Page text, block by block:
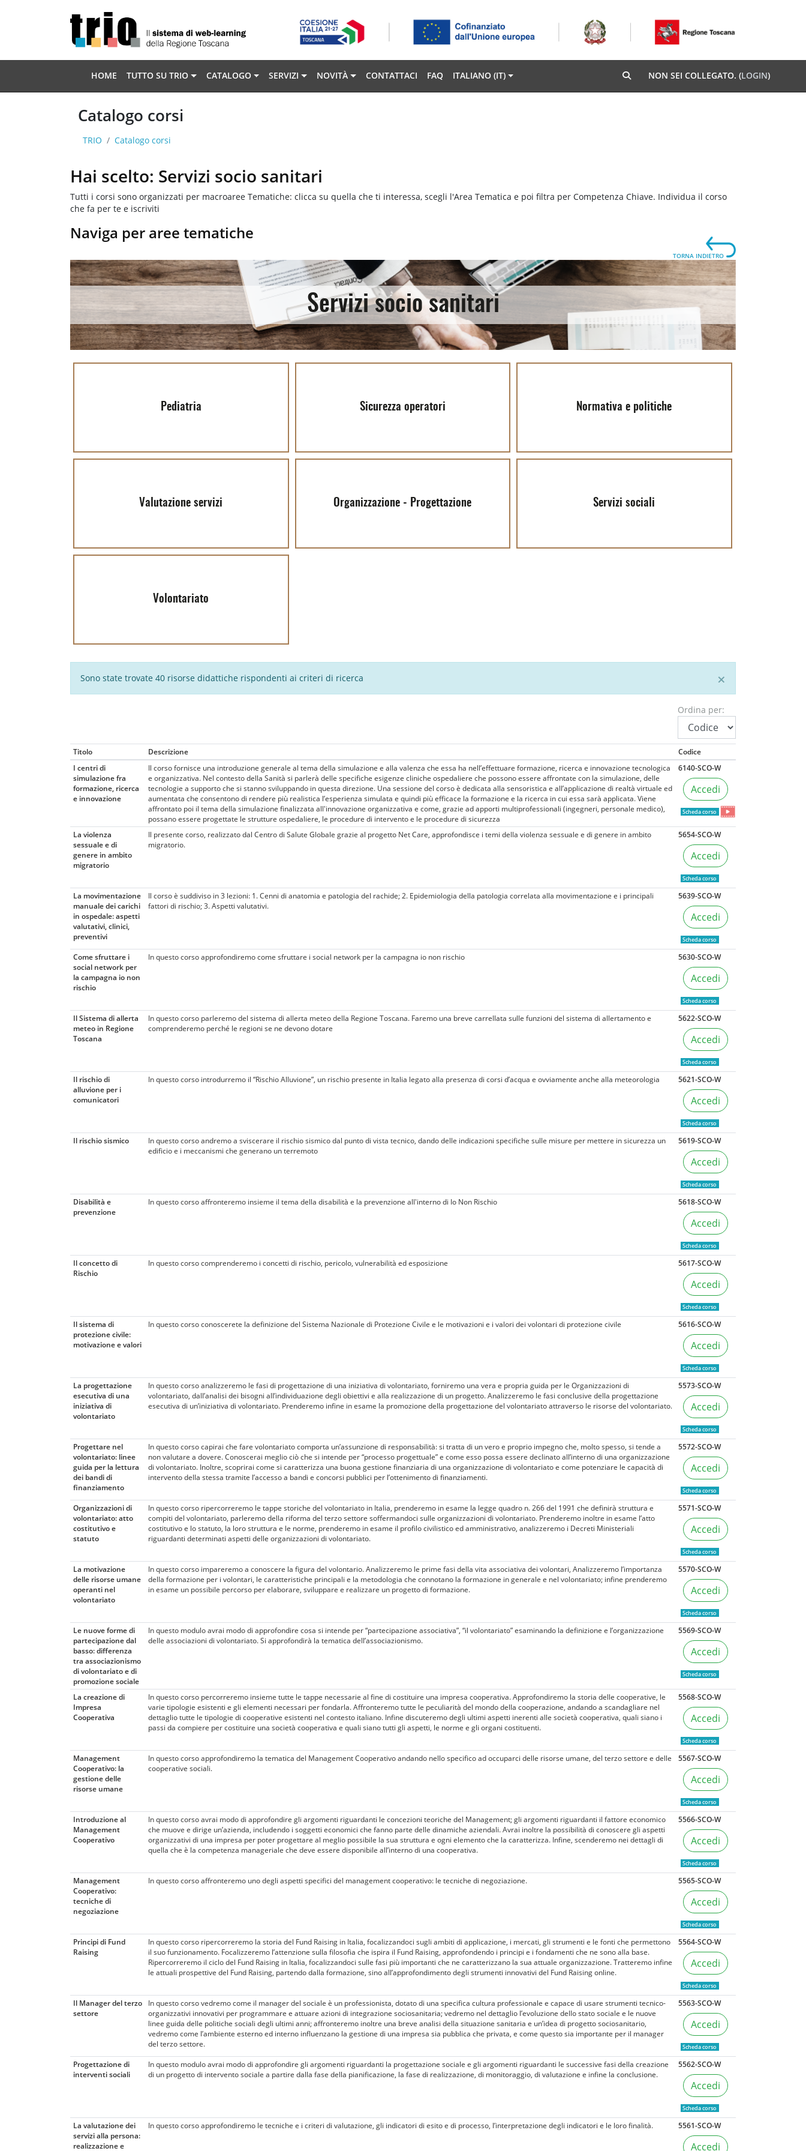
HOME TUTTO SU TRIO CATALOGO SERVIZI NOVITÀ CONTATTACI FAQ ITALIANO ‎(IT)‎ ATTIVA/DISATTIVA INPUT DI RICERCA
NON SEI COLLEGATO. (LOGIN)
Catalogo corsi
TRIO Catalogo corsi
Hai scelto: Servizi socio sanitari
Tutti i corsi sono organizzati per macroaree Tematiche: clicca su quella che ti interessa, scegli l'Area Tematica e poi filtra per Competenza Chiave. Individua il corso
che fa per te e iscriviti
Naviga per aree tematiche
TORNA INDIETRO
Servizi socio sanitari
Pediatria Sicurezza operatori Normativa e politiche
Valutazione servizi Organizzazione - Progettazione Servizi sociali
Volontariato
Sono state trovate 40 risorse didattiche rispondenti ai criteri di ricerca ×
Ordina per:
Titolo Descrizione
Codice
I centri di
simulazione fra
formazione, ricerca
e innovazione
Il corso fornisce una introduzione generale al tema della simulazione e alla valenza che essa ha nell’effettuare formazione, ricerca e innovazione tecnologica
e organizzativa. Nel contesto della Sanità si parlerà delle specifiche esigenze cliniche ospedaliere che possono essere affrontate con la simulazione, delle
tecnologie a supporto che si stanno sviluppando in questa direzione. Una sessione del corso è dedicata alla sensoristica e all’applicazione di realtà virtuale ed
aumentata che consentono di rendere più realistica l’esperienza simulata e quindi più efficace la formazione e la ricerca in cui essa sarà applicata. Viene
affrontato poi il tema della simulazione finalizzata all'innovazione organizzativa e come, grazie ad apporti multiprofessionali (ingegneri, personale medico),
possano essere progettate le strutture ospedaliere, le procedure di intervento e le procedure di sicurezza
6140-SCO-W
Accedi
Scheda corso
La violenza
sessuale e di
genere in ambito
migratorio
Il presente corso, realizzato dal Centro di Salute Globale grazie al progetto Net Care, approfondisce i temi della violenza sessuale e di genere in ambito
migratorio.
5654-SCO-W
Accedi
Scheda corso
La movimentazione
manuale dei carichi
in ospedale: aspetti
valutativi, clinici,
preventivi
Il corso è suddiviso in 3 lezioni: 1. Cenni di anatomia e patologia del rachide; 2. Epidemiologia della patologia correlata alla movimentazione e i principali
fattori di rischio; 3. Aspetti valutativi.
5639-SCO-W
Accedi
Scheda corso
Come sfruttare i
social network per
la campagna io non
rischio
In questo corso approfondiremo come sfruttare i social network per la campagna io non rischio 5630-SCO-W
Accedi
Scheda corso
Il Sistema di allerta
meteo in Regione
Toscana
In questo corso parleremo del sistema di allerta meteo della Regione Toscana. Faremo una breve carrellata sulle funzioni del sistema di allertamento e
comprenderemo perché le regioni se ne devono dotare
5622-SCO-W
Accedi
Scheda corso
Il rischio di
alluvione per i
comunicatori
In questo corso introdurremo il “Rischio Alluvione”, un rischio presente in Italia legato alla presenza di corsi d’acqua e ovviamente anche alla meteorologia 5621-SCO-W
Accedi
Scheda corso
Il rischio sismico
In questo corso andremo a sviscerare il rischio sismico dal punto di vista tecnico, dando delle indicazioni specifiche sulle misure per mettere in sicurezza un
edificio e i meccanismi che generano un terremoto
5619-SCO-W
Accedi
Scheda corso
Disabilità e
prevenzione
In questo corso affronteremo insieme il tema della disabilità e la prevenzione all'interno di Io Non Rischio 5618-SCO-W
Accedi
Scheda corso
Il concetto di
Rischio
In questo corso comprenderemo i concetti di rischio, pericolo, vulnerabilità ed esposizione 5617-SCO-W
Accedi
Scheda corso
Il sistema di
protezione civile:
motivazione e valori
In questo corso conoscerete la definizione del Sistema Nazionale di Protezione Civile e le motivazioni e i valori dei volontari di protezione civile 5616-SCO-W
Accedi
Scheda corso
La progettazione
esecutiva di una
iniziativa di
volontariato
In questo corso analizzeremo le fasi di progettazione di una iniziativa di volontariato, forniremo una vera e propria guida per le Organizzazioni di
volontariato, dall’analisi dei bisogni all’individuazione degli obiettivi e alla realizzazione di un progetto. Analizzeremo le fasi conclusive della progettazione
esecutiva di un’iniziativa di volontariato. Prenderemo infine in esame la promozione della progettazione del volontariato attraverso le risorse del volontariato.
5573-SCO-W
Accedi
Scheda corso
Progettare nel
volontariato: linee
guida per la lettura
dei bandi di
finanziamento
In questo corso capirai che fare volontariato comporta un’assunzione di responsabilità: si tratta di un vero e proprio impegno che, molto spesso, si tende a
non valutare a dovere. Conoscerai meglio ciò che si intende per “processo progettuale” e come esso possa essere declinato all’interno di una organizzazione
di volontariato. Inoltre, scoprirai come si caratterizza una buona gestione finanziaria di una organizzazione di volontariato e come potenziare le capacità di
intervento della stessa tramite l’accesso a bandi e concorsi pubblici per l’ottenimento di finanziamenti.
5572-SCO-W
Accedi
Scheda corso
Organizzazioni di
volontariato: atto
costitutivo e
statuto
In questo corso ripercorreremo le tappe storiche del volontariato in Italia, prenderemo in esame la legge quadro n. 266 del 1991 che definirà struttura e
compiti del volontariato, parleremo della riforma del terzo settore soffermandoci sulle organizzazioni di volontariato. Prenderemo inoltre in esame l’atto
costitutivo e lo statuto, la loro struttura e le norme, prenderemo in esame il profilo civilistico ed amministrativo, analizzeremo i Decreti Ministeriali
riguardanti determinati aspetti delle organizzazioni di volontariato.
5571-SCO-W
Accedi
Scheda corso
La motivazione
delle risorse umane
operanti nel
volontariato
In questo corso impareremo a conoscere la figura del volontario. Analizzeremo le prime fasi della vita associativa dei volontari, Analizzeremo l’importanza
della formazione per i volontari, le caratteristiche principali e la metodologia che connotano la formazione in generale e nel volontariato; infine prenderemo
in esame un possibile percorso per elaborare, sviluppare e realizzare un progetto di formazione.
5570-SCO-W
Accedi
Scheda corso
Le nuove forme di
partecipazione dal
basso: differenza
tra associazionismo
di volontariato e di
promozione sociale
In questo modulo avrai modo di approfondire cosa si intende per “partecipazione associativa”, “il volontariato” esaminando la definizione e l’organizzazione
delle associazioni di volontariato. Si approfondirà la tematica dell’associazionismo.
5569-SCO-W
Accedi
Scheda corso
La creazione di
Impresa
Cooperativa
In questo corso percorreremo insieme tutte le tappe necessarie al fine di costituire una impresa cooperativa. Approfondiremo la storia delle cooperative, le
varie tipologie esistenti e gli elementi necessari per fondarla. Affronteremo tutte le peculiarità del mondo della cooperazione, andando a scandagliare nel
dettaglio tutte le tipologie di cooperative esistenti nel contesto italiano. Infine discuteremo degli ultimi aspetti inerenti alle società cooperativa, quali siano i
passi da compiere per costituire una società cooperativa e quali siano tutti gli aspetti, le norme e gli organi costituenti.
5568-SCO-W
Accedi
Scheda corso
Management
Cooperativo: la
gestione delle
risorse umane
In questo corso approfondiremo la tematica del Management Cooperativo andando nello specifico ad occuparci delle risorse umane, del terzo settore e delle
cooperative sociali.
5567-SCO-W
Accedi
Scheda corso
Introduzione al
Management
Cooperativo
In questo corso avrai modo di approfondire gli argomenti riguardanti le concezioni teoriche del Management; gli argomenti riguardanti il fattore economico
che muove e dirige un’azienda, includendo i soggetti economici che fanno parte delle dinamiche aziendali. Avrai inoltre la possibilità di conoscere gli aspetti
organizzativi di una impresa per poter progettare al meglio possibile la sua struttura e ogni elemento che la caratterizza. Infine, scenderemo nei dettagli di
quella che è la competenza manageriale che deve essere disponibile all’interno di una cooperativa.
5566-SCO-W
Accedi
Scheda corso
Management
Cooperativo:
tecniche di
negoziazione
In questo corso affronteremo uno degli aspetti specifici del management cooperativo: le tecniche di negoziazione. 5565-SCO-W
Accedi
Scheda corso
Principi di Fund
Raising
In questo corso ripercorreremo la storia del Fund Raising in Italia, focalizzandoci sugli ambiti di applicazione, i mercati, gli strumenti e le fonti che permettono
il suo funzionamento. Focalizzeremo l’attenzione sulla filosofia che ispira il Fund Raising, approfondendo i principi e i fondamenti che ne sono alla base.
Ripercorreremo il ciclo del Fund Raising in Italia, focalizzandoci sulle fasi più importanti che ne caratterizzano la sua attuale organizzazione. Tratteremo infine
le attuali prospettive del Fund Raising, partendo dalla formazione, sino all’approfondimento degli strumenti innovativi del Fund Raising online.
5564-SCO-W
Accedi
Scheda corso
Il Manager del terzo
settore
In questo corso vedremo come il manager del sociale è un professionista, dotato di una specifica cultura professionale e capace di usare strumenti tecnico-
organizzativi innovativi per programmare e attuare azioni di integrazione sociosanitaria; vedremo nel dettaglio l’evoluzione dello stato sociale e le nuove
linee guida delle politiche sociali degli ultimi anni; affronteremo inoltre una breve analisi della situazione sanitaria e un’idea di progetto sociosanitario,
vedremo come l’ambiente esterno ed interno influenzano la gestione di una impresa sia pubblica che privata, e come questo sia importante per il manager
del terzo settore.
5563-SCO-W
Accedi
Scheda corso
Progettazione di
interventi sociali
In questo modulo avrai modo di approfondire gli argomenti riguardanti la progettazione sociale e gli argomenti riguardanti le successive fasi della creazione
di un progetto di intervento sociale a partire dalla fase della pianificazione, la fase di realizzazione, di monitoraggio, di valutazione e infine la conclusione.
5562-SCO-W
Accedi
Scheda corso
La valutazione dei
servizi alla persona:
realizzazione e
In questo corso approfondiremo le tecniche e i criteri di valutazione, gli indicatori di esito e di processo, l’interpretazione degli indicatori e le loro finalità. 5561-SCO-W
Accedi